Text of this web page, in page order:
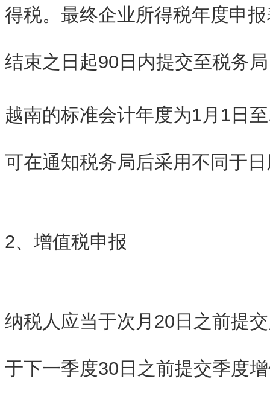
得税。最终企业所得税年度申
结束之日起90日内提交至税务
越南的标准会计年度为1月1日
可在通知税务局后采用不同于
2、增值税申报
纳税人应当于次月20日之前提
于下一季度30日之前提交季度